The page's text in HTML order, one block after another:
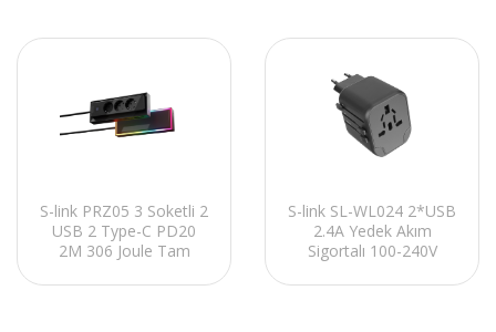
S-link PRZ05 3 Soketli 2
USB 2 Type-C PD20
2M 306 Joule Tam
Akım Korumalı Priz
S-link SL-WL024 2*USB
2.4A Yedek Akım
Sigortalı 100-240V
Adaptör